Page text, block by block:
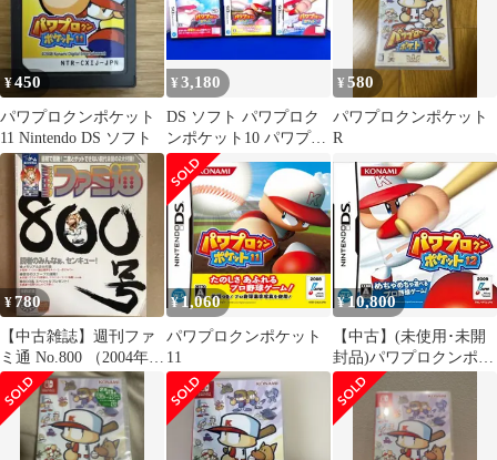
¥450
パワプロクンポケット
11 Nintendo DS ソフト
¥3,180
DS ソフト パワプロク
ンポケット10 パワプロ
クンポケット11 セット
¥580
パワプロクンポケット
R
¥780
【中古雑誌】週刊ファ
ミ通 No.800 （2004年
4/16号）付録なし
¥1,060
パワプロクンポケット
11
¥10,800
【中古】(未使用･未開
封品)パワプロクンポケ
ット12